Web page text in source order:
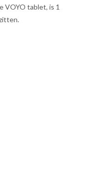
VOYO tablet, is 1